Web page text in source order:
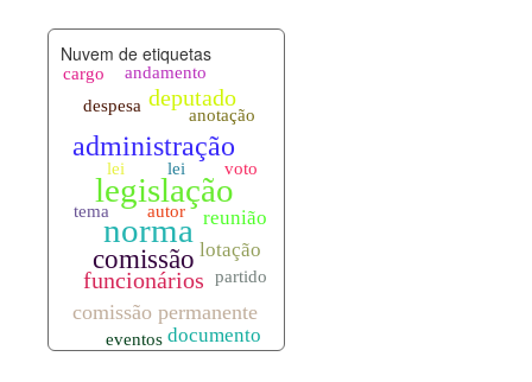
legislacao_norma_anotacoes.xml
Nuvem de etiquetas